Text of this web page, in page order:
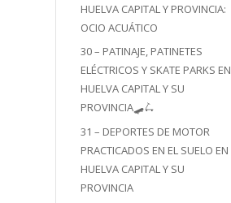
HUELVA CAPITAL Y PROVINCIA:
OCIO ACUÁTICO
30 – PATINAJE, PATINETES
ELÉCTRICOS Y SKATE PARKS EN
HUELVA CAPITAL Y SU
PROVINCIA🛹🛴
31 – DEPORTES DE MOTOR
PRACTICADOS EN EL SUELO EN
HUELVA CAPITAL Y SU
PROVINCIA